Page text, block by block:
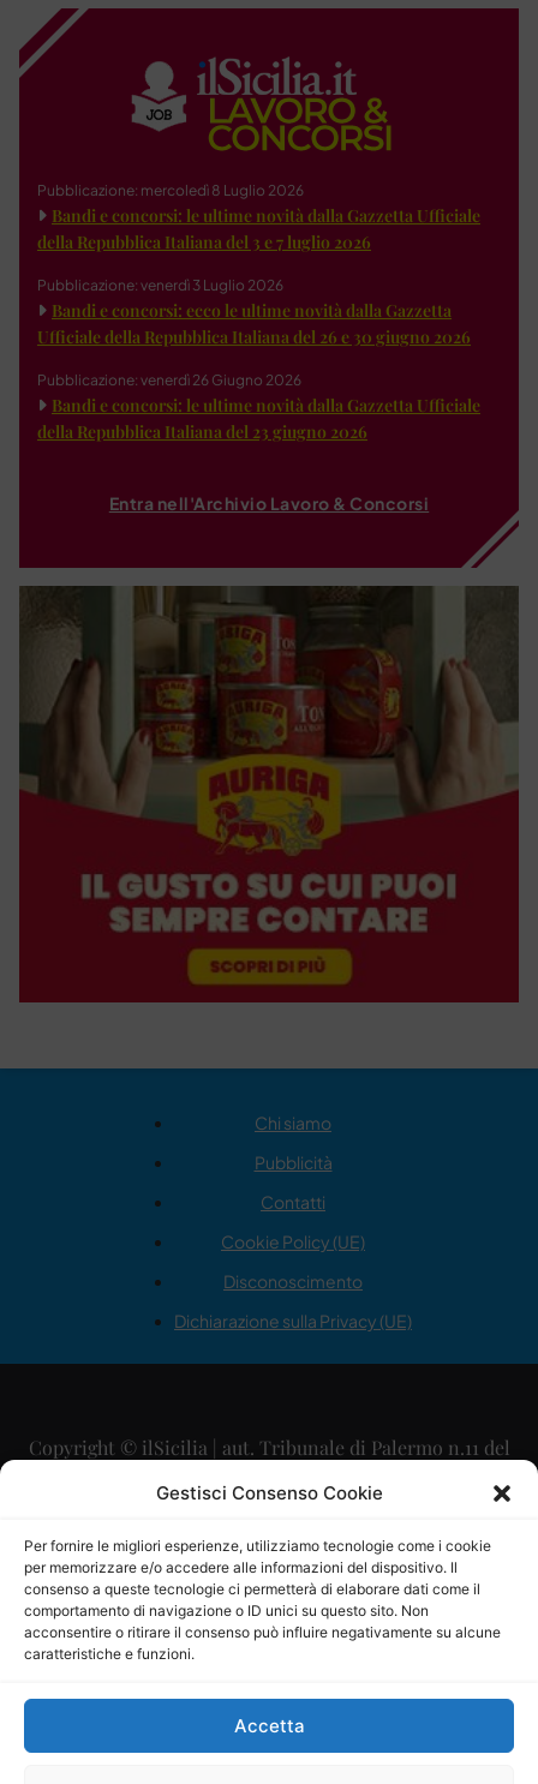
Gestisci Consenso Cookie
Per fornire le migliori esperienze, utilizziamo tecnologie come i cookie
per memorizzare e/o accedere alle informazioni del dispositivo. Il
consenso a queste tecnologie ci permetterà di elaborare dati come il
comportamento di navigazione o ID unici su questo sito. Non
acconsentire o ritirare il consenso può influire negativamente su alcune
caratteristiche e funzioni.
Accetta
Pubblicazione: mercoledì 8 Luglio 2026
Bandi e concorsi: le ultime novità dalla Gazzetta Ufficiale
della Repubblica Italiana del 3 e 7 luglio 2026
Pubblicazione: venerdì 3 Luglio 2026
Bandi e concorsi: ecco le ultime novità dalla Gazzetta
Ufficiale della Repubblica Italiana del 26 e 30 giugno 2026
Pubblicazione: venerdì 26 Giugno 2026
Bandi e concorsi: le ultime novità dalla Gazzetta Ufficiale
della Repubblica Italiana del 23 giugno 2026
Entra nell'Archivio Lavoro & Concorsi
Chi siamo
Pubblicità
Contatti
Cookie Policy (UE)
Disconoscimento
Dichiarazione sulla Privacy (UE)
Copyright © ilSicilia | aut. Tribunale di Palermo n.11 del
29/09/2015
Direttore Editoriale: Maurizio Scaglione
Direttore Responsabile: Maria Calabrese
P.IVA: 06334930820
Mercurio Comunicazione Società Cooperativa a r.l. è